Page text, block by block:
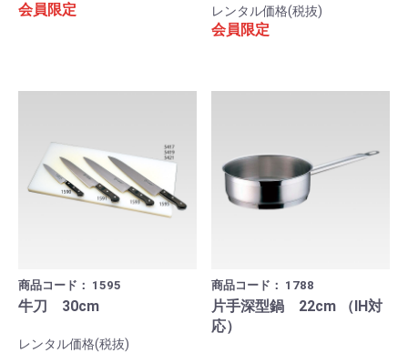
会員限定 レンタル価格(税抜)
会員限定
商品コード： 1595
牛刀 30cm
レンタル価格(税抜)
商品コード： 1788
片手深型鍋 22cm （IH対
応）